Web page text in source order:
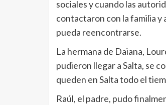
sociales y cuando las
contactaron con la familia y
pueda reencontrarse.
La hermana de Daiana,
pudieron llegar a Salta, se
queden en Salta todo el
Raúl, el padre, pudo